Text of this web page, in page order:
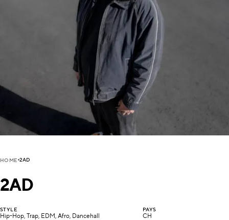
HOME 2AD
2AD
STYLE
Hip-Hop, Trap, EDM, Afro, Dancehall
PAYS
CH